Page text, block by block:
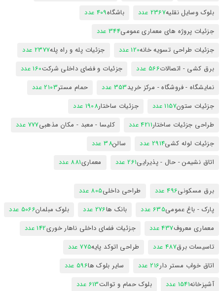
بلوک وسایل نقلیه2367 عدد باشگاه409 عدد
جزئیات پروژه های معماری عمومی344 عدد
جزئیات طراحی تسویه خانه120 عدد جزئیات پله و راه پله2377 عدد
برق کشی - اتصالات566 عدد جزئیات و فضای داخلی شرکت160 عدد
نمایشگاه - فروشگاه - مرکز خرید353 عدد حمام مستر2103 عدد
جزئیات ستون1157 عدد جزئیات ساختار1908 عدد
طراحی جزئیات ساختار4211 عدد کلیسا - معبد - مکان مذهبی777 عدد
جزئیات لوله کشی2914 عدد سالن38 عدد
اتاق نشیمن - حال - پذیرایی261 عدد معماری881 عدد
برق مسکونی496 عدد طراحی داخلی805 عدد
پارک - باغ عمومی635 عدد بانک ها276 عدد بلوک مبلمان5066 عدد
معماری معروف437 عدد جزئیات فضای داخلی ناهار خوری142 عدد
تاسیسات برق487 عدد طراحی اتوکد پایه775 عدد
اتاق خواب مستر دار216 عدد سایر بلوک ها596 عدد
آشپزخانه1541 عدد بلوک حمام و توالت613 عدد